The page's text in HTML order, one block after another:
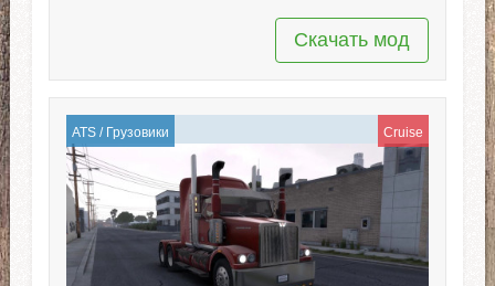
Скачать мод
ATS/ Грузовики Cruise